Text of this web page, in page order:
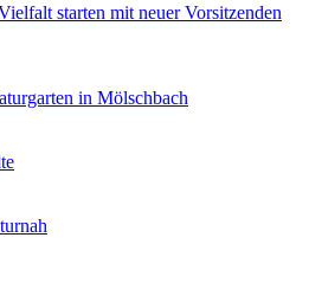
starten mit neuer Vorsitzenden
in Mölschbach